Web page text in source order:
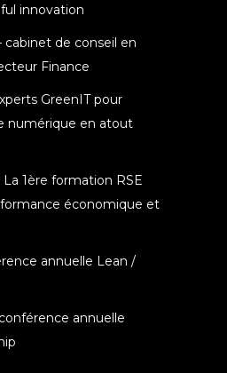
innovation
cabinet de conseil en
Finance
GreenIT pour
numérique en atout
La 1ère formation RSE
économique et
annuelle Lean /
annuelle